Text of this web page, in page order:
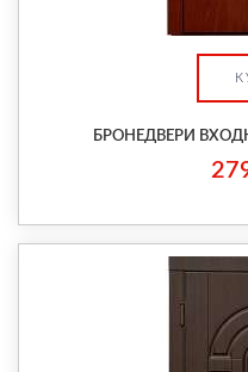
БРОНЕДВЕРИ